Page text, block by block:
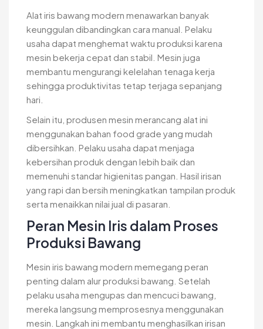
Alat iris bawang modern menawarkan banyak
keunggulan dibandingkan cara manual. Pelaku
usaha dapat menghemat waktu produksi karena
mesin bekerja cepat dan stabil. Mesin juga
membantu mengurangi kelelahan tenaga kerja
sehingga produktivitas tetap terjaga sepanjang
hari.
Selain itu, produsen mesin merancang alat ini
menggunakan bahan food grade yang mudah
dibersihkan. Pelaku usaha dapat menjaga
kebersihan produk dengan lebih baik dan
memenuhi standar higienitas pangan. Hasil irisan
yang rapi dan bersih meningkatkan tampilan produk
serta menaikkan nilai jual di pasaran.
Peran Mesin Iris dalam Proses
Produksi Bawang
Mesin iris bawang modern memegang peran
penting dalam alur produksi bawang. Setelah
pelaku usaha mengupas dan mencuci bawang,
mereka langsung memprosesnya menggunakan
mesin. Langkah ini membantu menghasilkan irisan